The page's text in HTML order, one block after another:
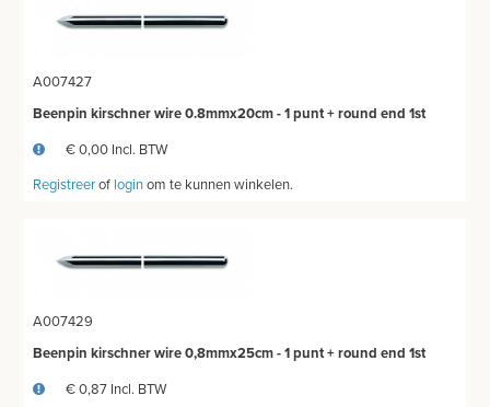
APPARATUUR EN DIAGNOSE
MEUBILAIR - INSTALLATIEMATERIAAL
INSTRUMENTEN - INOX GERIEF
BASISKWALITEIT INSTRUMENTEN
INSTRUMENTENDOZEN - INOX GERIEF
A007427
Beenpin kirschner wire 0.8mmx20cm - 1 punt + round end 1st
€ 0,00 Incl. BTW
Registreerof loginom te kunnen winkelen.
A007429
Beenpin kirschner wire 0,8mmx25cm - 1 punt + round end 1st
€ 0,87 Incl. BTW